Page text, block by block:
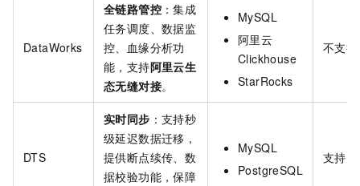
DataWorks
全链路管控 ：集成
任务调度、数据监
控、血缘分析功
能，支持阿里云生
态无缝对接。
MySQL
阿里云
Clickhouse
StarRocks
不支持
DTS
实时同步 ：支持秒
级延迟数据迁移，
提供断点续传、数
据校验功能，保障
MySQL
PostgreSQL
支持